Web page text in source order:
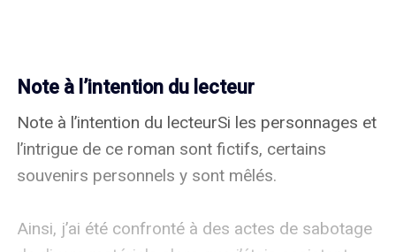
Note à l’intention du lecteur
Note à l’intention du lecteurSi les personnages et
l’intrigue de ce roman sont fictifs, certains
souvenirs personnels y sont mêlés.
Ainsi, j’ai été confronté à des actes de sabotage